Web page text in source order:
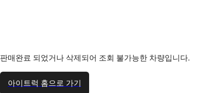
판매완료 되었거나 삭제되어 조회 불가능한 차량입니다.
아이트럭 홈으로 가기